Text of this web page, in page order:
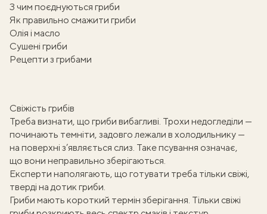
З чим поєднуються гриби
Як правильно смажити гриби
Олія і масло
Сушені гриби
Рецепти з грибами
Свіжість грибів
Треба визнати, що гриби вибагливі. Трохи недогледіли —
починають темніти, задовго лежали в холодильнику —
на поверхні з’являється слиз. Таке псування означає,
що вони неправильно зберігаються.
Експерти наполягають, що готувати треба тільки свіжі,
тверді на дотик гриби.
Гриби мають короткий термін зберігання. Тільки свіжі